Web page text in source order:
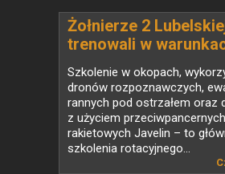
Żołnierze 2
trenowali w
bojowych
Szkolenie w okopach,
dronów rozpoznawczych,
rannych pod ostrzałem oraz
z użyciem
rakietowych Javelin – to
szkolenia rotacyjnego...